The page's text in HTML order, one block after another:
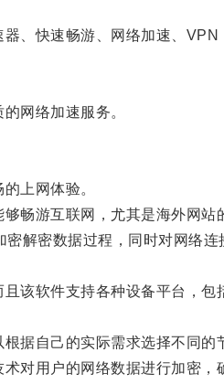
快速畅游、网络加速、VPN
网络加速服务。
上网体验。
游互联网，尤其是海外网站
密数据过程，同时对网络连
软件支持各种设备平台，
自己的实际需求选择不同的
用户的网络数据进行加密，